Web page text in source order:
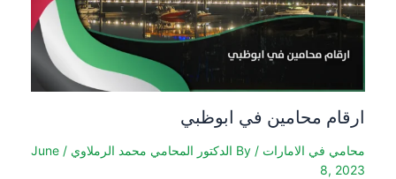
ارقام محامين في ابوظبي
محامي في الامارات / By الدكتور المحامي محمد الرملاوي /
June
8, 2023